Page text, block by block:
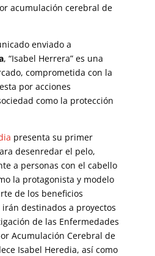
acumulación cerebral de
enviado a
, “Isabel Herrera” es una
comprometida con la
por acciones
como la protección
presenta su primer
desenredar el pelo,
a personas con el cabello
la protagonista y modelo
de los beneficios
destinados a proyectos
de las Enfermedades
Acumulación Cerebral de
Isabel Heredia, así como